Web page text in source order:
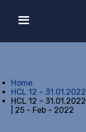
Home
HCL 12 – 31.01.2022
HCL 12 – 31.01.2022
| 25 - Feb - 2022